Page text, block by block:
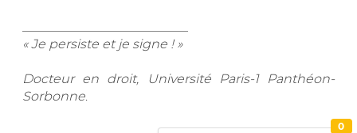
« Je persiste et je signe ! »
Docteur en droit, Université Paris-1 Panthéon-
Sorbonne.
0